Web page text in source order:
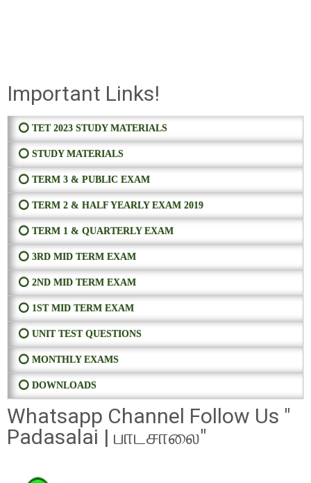
Important Links!
⭕ TET 2023 STUDY MATERIALS
⭕ STUDY MATERIALS
⭕ TERM 3 & PUBLIC EXAM
⭕ TERM 2 & HALF YEARLY EXAM 2019
⭕ TERM 1 & QUARTERLY EXAM
⭕ 3RD MID TERM EXAM
⭕ 2ND MID TERM EXAM
⭕ 1ST MID TERM EXAM
⭕ UNIT TEST QUESTIONS
⭕ MONTHLY EXAMS
⭕ DOWNLOADS
Whatsapp Channel Follow Us "
Padasalai | பாடசாலை"